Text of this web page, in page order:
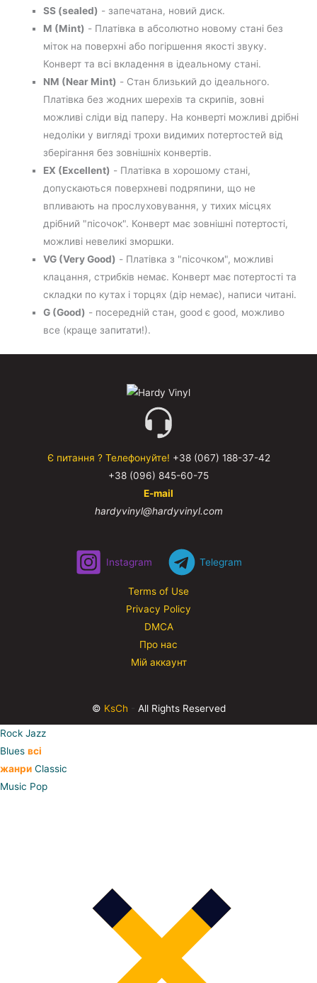
SS (sealed) - запечатана, новий диск.
M (Mint) - Платівка в абсолютно новому стані без
міток на поверхні або погіршення якості звуку.
Конверт та всі вкладення в ідеальному стані.
NM (Near Mint) - Стан близький до ідеального.
Платівка без жодних шерехів та скрипів, зовні
можливі сліди від паперу. На конверті можливі дрібні
недоліки у вигляді трохи видимих потертостей від
зберігання без зовнішніх конвертів.
EX (Excellent) - Платівка в хорошому стані,
допускаються поверхневі подряпини, що не
впливають на прослуховування, у тихих місцях
дрібний "пісочок". Конверт має зовнішні потертості,
можливі невеликі зморшки.
VG (Very Good) - Платівка з "пісочком", можливі
клацання, стрибків немає. Конверт має потертості та
складки по кутах і торцях (дір немає), написи читані.
G (Good) - посередній стан, good є good, можливо
все (краще запитати!).
Є питання ? Телефонуйте! +38 (067) 188-37-42
+38 (096) 845-60-75
E-mail
hardyvinyl@hardyvinyl.com
Instagram Telegram
Terms of Use
Privacy Policy
DMCA
Про нас
Мій аккаунт
© KsCh All Rights Reserved
Rock Jazz
Blues всі
жанри Classic
Music Pop